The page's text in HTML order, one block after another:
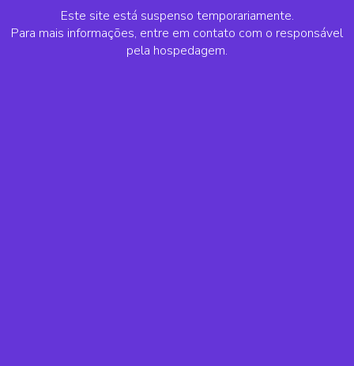
Este site está suspenso temporariamente.
Para mais informações, entre em contato com o responsável
pela hospedagem.